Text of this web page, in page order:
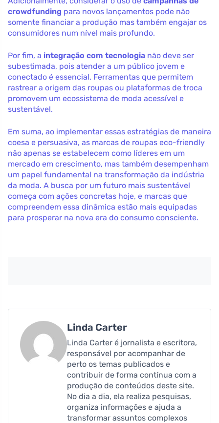
crowdfunding para novos lançamentos pode não
somente financiar a produção mas também engajar os
consumidores num nível mais profundo.
Por fim, a integração com tecnologia não deve ser
subestimada, pois atender a um público jovem e
conectado é essencial. Ferramentas que permitem
rastrear a origem das roupas ou plataformas de troca
promovem um ecossistema de moda acessível e
sustentável.
Em suma, ao implementar essas estratégias de maneira
coesa e persuasiva, as marcas de roupas eco-friendly
não apenas se estabelecem como líderes em um
mercado em crescimento, mas também desempenham
um papel fundamental na transformação da indústria
da moda. A busca por um futuro mais sustentável
começa com ações concretas hoje, e marcas que
compreendem essa dinâmica estão mais equipadas
para prosperar na nova era do consumo consciente.
Linda Carter
Linda Carter é jornalista e escritora,
responsável por acompanhar de
perto os temas publicados e
contribuir de forma contínua com a
produção de conteúdos deste site.
No dia a dia, ela realiza pesquisas,
organiza informações e ajuda a
transformar assuntos complexos